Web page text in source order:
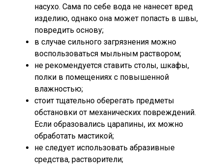
насухо. Сама по себе вода не нанесет вред
изделию, однако она может попасть в швы,
повредить основу;
в случае сильного загрязнения можно
воспользоваться мыльным раствором;
не рекомендуется ставить столы, шкафы,
полки в помещениях с повышенной
влажностью;
стоит тщательно оберегать предметы
обстановки от механических повреждений.
Если образовались царапины, их можно
обработать мастикой;
не следует использовать абразивные
средства, растворители;